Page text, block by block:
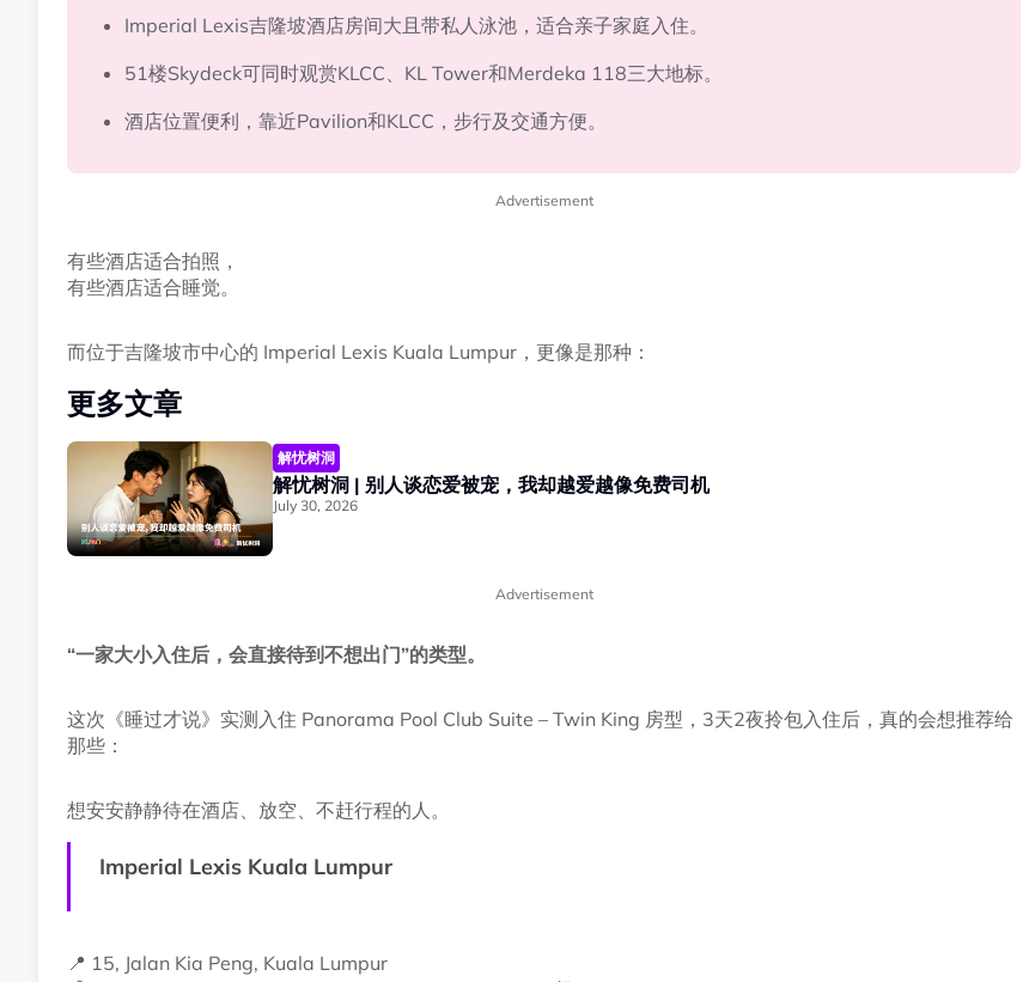
Imperial Lexis吉隆坡酒店房间大且带私人泳池，适合亲子家庭入住。
51楼Skydeck可同时观赏KLCC、KL Tower和Merdeka 118三大地标。
酒店位置便利，靠近Pavilion和KLCC，步行及交通方便。
Advertisement
有些酒店适合拍照，
有些酒店适合睡觉。
而位于吉隆坡市中心的 Imperial Lexis Kuala Lumpur，更像是那种：
更多文章
解忧树洞
解忧树洞 | 别人谈恋爱被宠，我却越爱越像免费司机
July 30, 2026
Advertisement
“一家大小入住后，会直接待到不想出门”的类型。
这次《睡过才说》实测入住 Panorama Pool Club Suite – Twin King 房型，3天2夜拎包入住后，真的会想推荐给
那些：
想安安静静待在酒店、放空、不赶行程的人。
Imperial Lexis Kuala Lumpur
📍 15, Jalan Kia Peng, Kuala Lumpur